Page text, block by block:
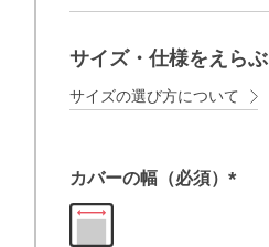
サイズ・仕様をえらぶ
サイズの選び方について
カバーの幅（必須）